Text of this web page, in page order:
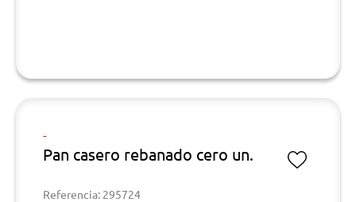
-
Pan casero rebanado cero un.
Referencia: 295724